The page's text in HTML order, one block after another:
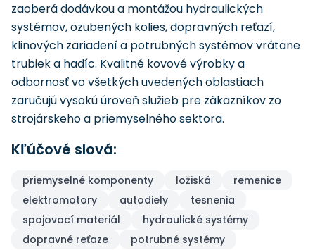
zaoberá dodávkou a montážou hydraulických
systémov, ozubených kolies, dopravných reťazí,
klinových zariadení a potrubných systémov vrátane
trubiek a hadíc. Kvalitné kovové výrobky a
odbornosť vo všetkých uvedených oblastiach
zaručujú vysokú úroveň služieb pre zákazníkov zo
strojárskeho a priemyselného sektora.
Kľúčové slová:
priemyselné komponenty ložiská
remenice
elektromotory
autodiely
tesnenia
spojovací materiál
hydraulické systémy
dopravné reťaze
potrubné systémy